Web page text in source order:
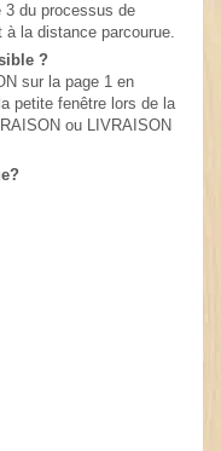
3 du processus de
à la distance parcourue.
?
sur la page 1 en
petite fenêtre lors de la
ou LIVRAISON